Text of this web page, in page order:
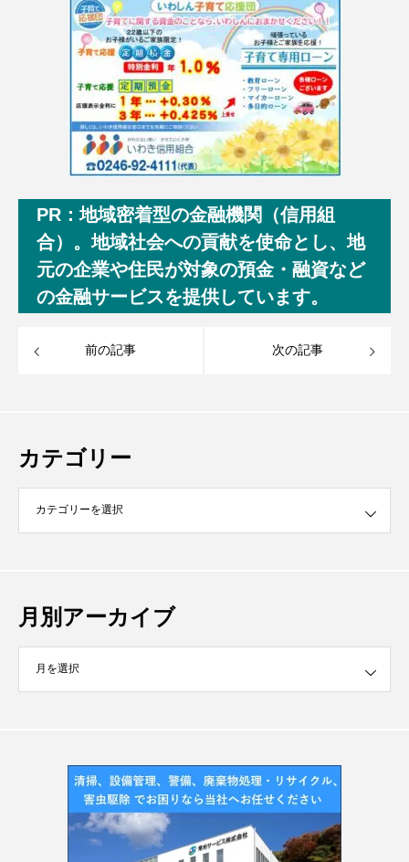
PR：地域密着型の金融機関（信用組
合）。地域社会への貢献を使命とし、地
元の企業や住民が対象の預金・融資など
の金融サービスを提供しています。
前の記事 次の記事
カテゴリー
月別アーカイブ